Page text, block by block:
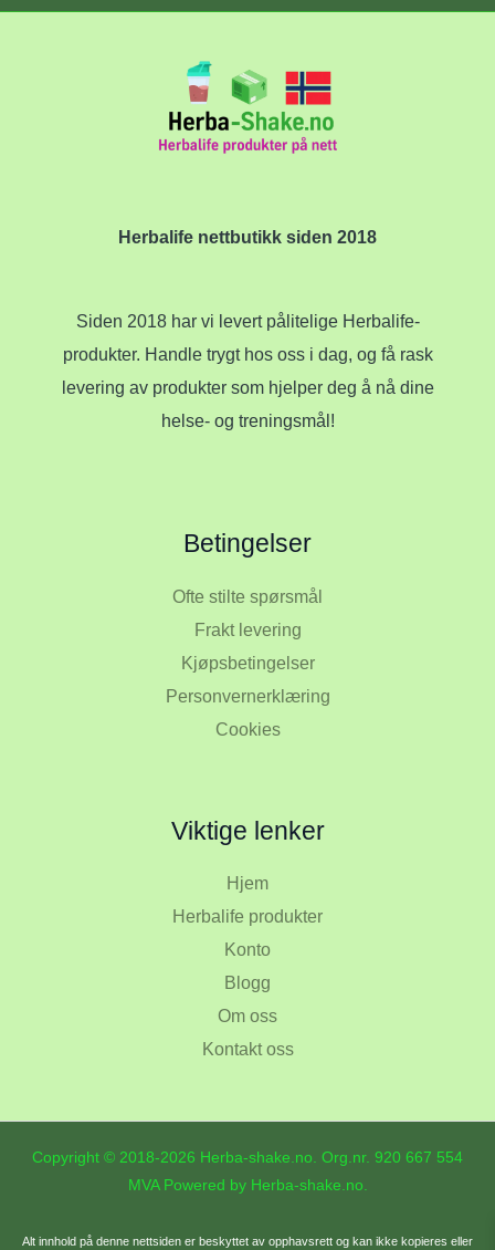
Herbalife nettbutikk siden 2018
Siden 2018 har vi levert pålitelige Herbalife-
produkter. Handle trygt hos oss i dag, og få rask
levering av produkter som hjelper deg å nå dine
helse- og treningsmål!
Betingelser
Ofte stilte spørsmål
Frakt levering
Kjøpsbetingelser
Personvernerklæring
Cookies
Viktige lenker
Hjem
Herbalife produkter
Konto
Blogg
Om oss
Kontakt oss
Copyright © 2018-2026 Herba-shake.no. Org.nr. 920 667 554
MVA Powered by Herba-shake.no.
Alt innhold på denne nettsiden er beskyttet av opphavsrett og kan ikke kopieres eller